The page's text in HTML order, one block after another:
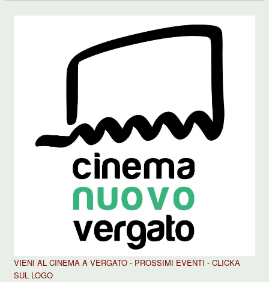
VIENI AL CINEMA A VERGATO - PROSSIMI EVENTI - CLICKA
SUL LOGO